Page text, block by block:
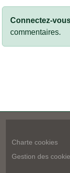
Connectez-
commentaires.
Charte cookies
Gestion des